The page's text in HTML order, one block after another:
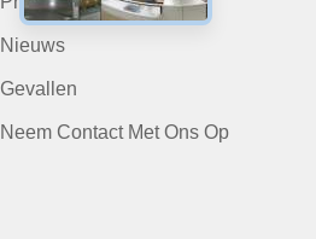
Nieuws
Gevallen
Neem Contact Met Ons Op